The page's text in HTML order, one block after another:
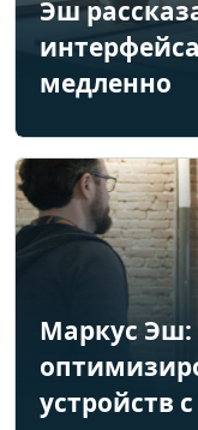
Эш
медленно
Маркус Эш:
устройств